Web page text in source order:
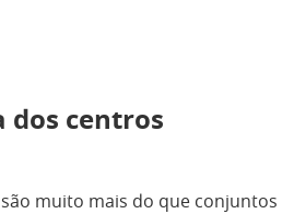
centros
muito mais do que conjuntos